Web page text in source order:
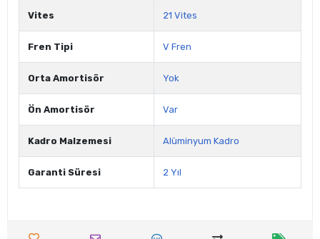
Vites 21 Vites
Fren Tipi V Fren
Orta Amortisör Yok
Ön Amortisör Var
Kadro Malzemesi Alüminyum Kadro
Garanti Süresi 2 Yıl